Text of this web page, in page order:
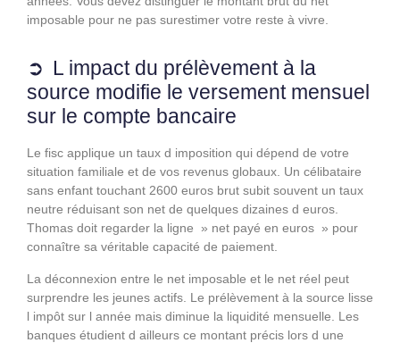
imposable pour ne pas surestimer votre reste à vivre.
L impact du prélèvement à la
source modifie le versement mensuel
sur le compte bancaire
Le fisc applique un taux d imposition qui dépend de votre
situation familiale et de vos revenus globaux. Un célibataire
sans enfant touchant 2600 euros brut subit souvent un taux
neutre réduisant son net de quelques dizaines d euros.
Thomas doit regarder la ligne » net payé en euros » pour
connaître sa véritable capacité de paiement.
La déconnexion entre le net imposable et le net réel peut
surprendre les jeunes actifs. Le prélèvement à la source lisse
l impôt sur l année mais diminue la liquidité mensuelle. Les
banques étudient d ailleurs ce montant précis lors d une